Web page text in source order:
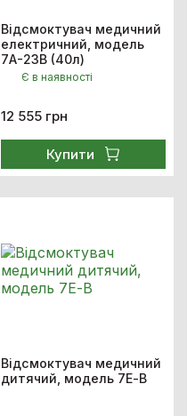
Відсмоктувач медичний
електричний, модель
7А-23В (40л)
Є в наявності
12 555 грн
Купити
Відсмоктувач медичний
дитячий, модель 7Е-B